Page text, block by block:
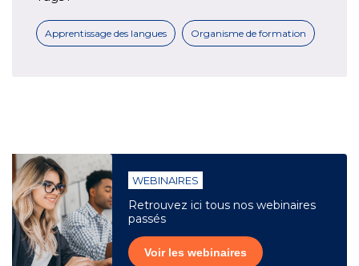
Apprentissage des langues Organisme de formation
WEBINAIRES
Retrouvez ici tous nos webinaires
passés
Voir les webinaires